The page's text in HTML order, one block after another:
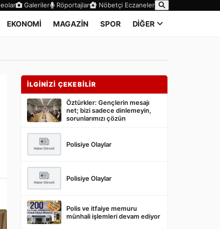
Galeriler Röportajlar Nöbetçi Eczaneler
EKONOMİ MAGAZİN SPOR DİĞER
İLGİNİZİ ÇEKEBİLİR
Öztürkler: Gençlerin mesajı
net; bizi sadece dinlemeyin,
sorunlarımızı çözün
Polisiye Olaylar
Polisiye Olaylar
Polis ve itfaiye memuru
münhali işlemleri devam ediyor